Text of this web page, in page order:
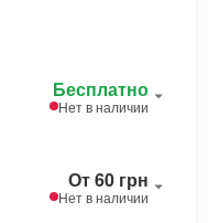
Бесплатно
Нет в наличии
От 60 грн
Нет в наличии